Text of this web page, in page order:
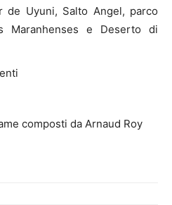
de Uyuni, Salto Angel, parco
Maranhenses e Deserto di
composti da Arnaud Roy